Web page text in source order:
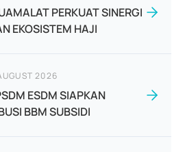
PERKUAT SINERGI
EKOSISTEM HAJI
2026
ESDM SIAPKAN
BBM SUBSIDI